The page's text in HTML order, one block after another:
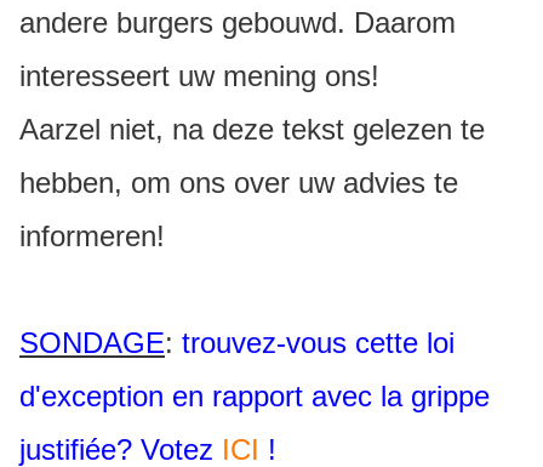
andere burgers gebouwd. Daarom
interesseert uw mening ons!
Aarzel niet, na deze tekst gelezen te
hebben, om ons over uw advies te
informeren!
SONDAGE: trouvez-vous cette loi
d'exception en rapport avec la grippe
justifiée? Votez ICI !